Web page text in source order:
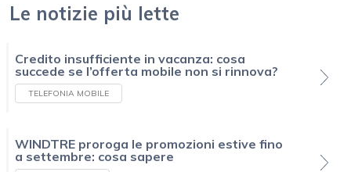
Le notizie più lette
Credito insufficiente in vacanza: cosa
succede se l’offerta mobile non si rinnova?
TELEFONIA MOBILE
WINDTRE proroga le promozioni estive fino
a settembre: cosa sapere